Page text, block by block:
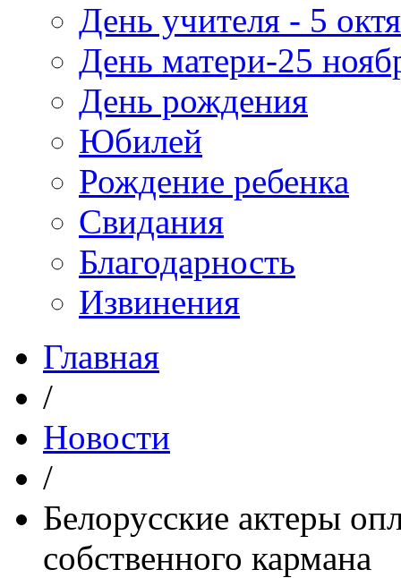
День учителя - 5
День матери-25
День рождения
Юбилей
Рождение ребенка
Свидания
Благодарность
Извинения
Главная
/
Новости
/
Белорусские актеры
собственного кармана